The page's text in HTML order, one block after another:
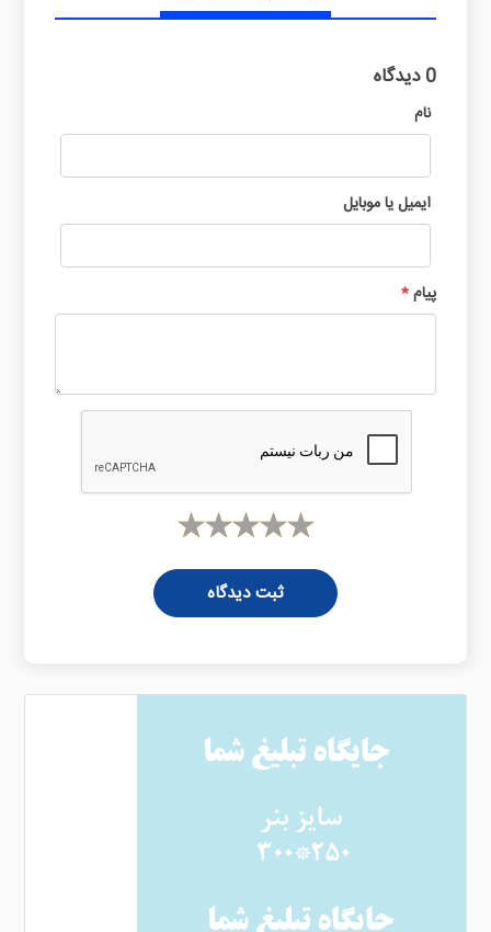
0 دیدگاه
نام
ایمیل یا موبایل
پیام*
ثبت دیدگاه